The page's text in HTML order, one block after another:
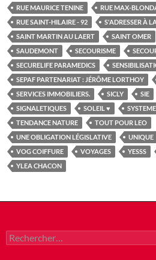
RUE MAURICE TENINE
RUE MAX-
RUE SAINT-HILAIRE - 92
S'ADRESSER À
SAINT MARTIN AU LAERT
SAINT OMER
SAUDEMONT
SECOURISME
SECURELIFE PARAMEDICS
SEPAF PARTENARIAT : JÉRÔME LORTHOY
SERVICES IMMOBILIERS.
SICLY SIE
SIGNALETIQUES
SOLEIL ♥
TENDANCE NATURE
TOUT POUR LEO
UNE OBLIGATION LÉGISLATIVE
UNIQUE
VOG COIFFURE
VOYAGES YESSS
YLEA CHACON
Rechercher :